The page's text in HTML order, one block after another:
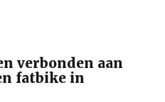
verbonden aan
fatbike in